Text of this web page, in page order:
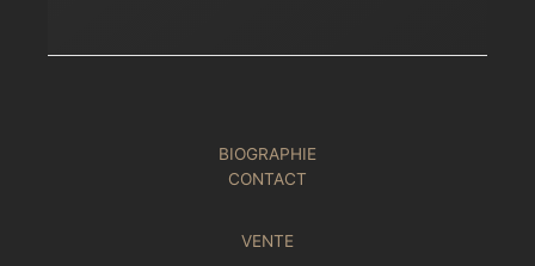
BIOGRAPHIE
CONTACT
VENTE